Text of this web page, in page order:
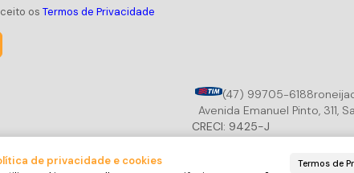
de privacidade e cookies Termos de
os Termos de Privacidade
(47) 99705-6188
Avenida Emanuel Pinto, 311,
CRECI: 9425-J